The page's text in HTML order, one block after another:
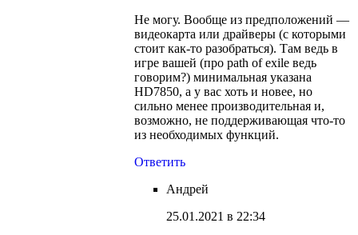
Не могу. Вообще из предположений —
видеокарта или драйверы (с которыми
стоит как-то разобраться). Там ведь в
игре вашей (про path of exile ведь
говорим?) минимальная указана
HD7850, а у вас хоть и новее, но
сильно менее производительная и,
возможно, не поддерживающая что-то
из необходимых функций.
Ответить
Андрей
25.01.2021 в 22:34